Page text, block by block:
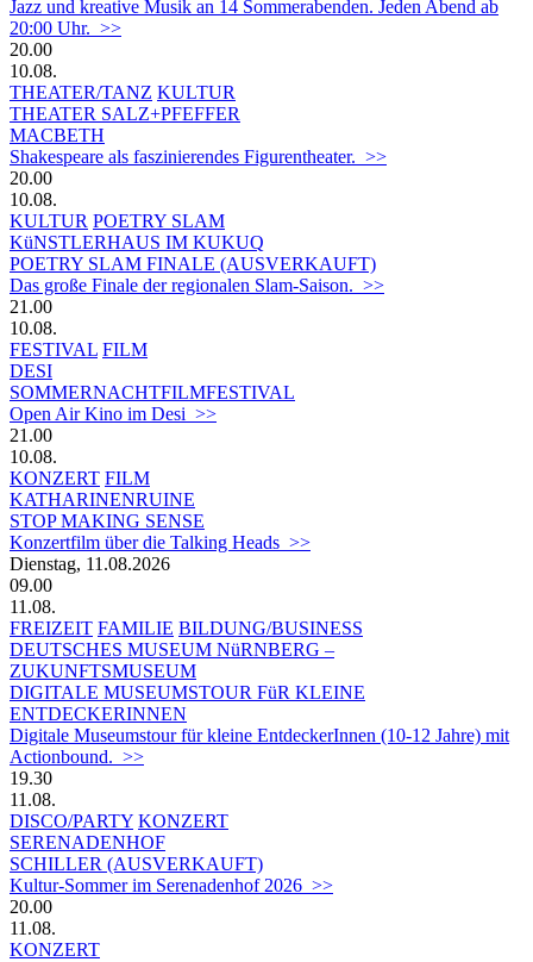
Jazz und kreative Musik an 14 Sommerabenden. Jeden Abend ab
20:00 Uhr. >>
20.00
10.08.
THEATER/TANZ KULTUR
THEATER SALZ+PFEFFER
MACBETH
Shakespeare als faszinierendes Figurentheater. >>
20.00
10.08.
KULTUR POETRY SLAM
KüNSTLERHAUS IM KUKUQ
POETRY SLAM FINALE (AUSVERKAUFT)
Das große Finale der regionalen Slam-Saison. >>
21.00
10.08.
FESTIVAL FILM
DESI
SOMMERNACHTFILMFESTIVAL
Open Air Kino im Desi >>
21.00
10.08.
KONZERT FILM
KATHARINENRUINE
STOP MAKING SENSE
Konzertfilm über die Talking Heads >>
Dienstag, 11.08.2026
09.00
11.08.
FREIZEIT FAMILIE BILDUNG/BUSINESS
DEUTSCHES MUSEUM NüRNBERG –
ZUKUNFTSMUSEUM
DIGITALE MUSEUMSTOUR FüR KLEINE
ENTDECKERINNEN
Digitale Museumstour für kleine EntdeckerInnen (10-12 Jahre) mit
Actionbound. >>
19.30
11.08.
DISCO/PARTY KONZERT
SERENADENHOF
SCHILLER (AUSVERKAUFT)
Kultur-Sommer im Serenadenhof 2026 >>
20.00
11.08.
KONZERT